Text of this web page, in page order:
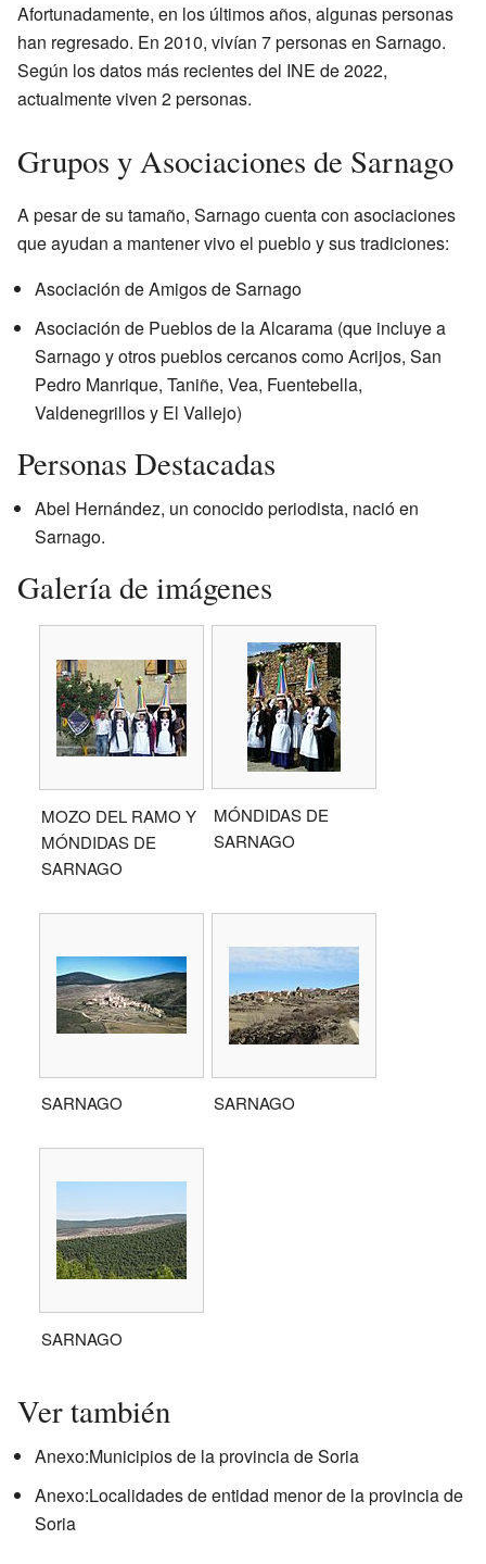
Afortunadamente, en los últimos años, algunas personas
han regresado. En 2010, vivían 7 personas en Sarnago.
Según los datos más recientes del INE de 2022,
actualmente viven 2 personas.
Grupos y Asociaciones de Sarnago
A pesar de su tamaño, Sarnago cuenta con asociaciones
que ayudan a mantener vivo el pueblo y sus tradiciones:
Asociación de Amigos de Sarnago
Asociación de Pueblos de la Alcarama (que incluye a
Sarnago y otros pueblos cercanos como Acrijos, San
Pedro Manrique, Taniñe, Vea, Fuentebella,
Valdenegrillos y El Vallejo)
Personas Destacadas
Abel Hernández, un conocido periodista, nació en
Sarnago.
Galería de imágenes
MOZO DEL RAMO Y
MÓNDIDAS DE
SARNAGO
MÓNDIDAS DE
SARNAGO
SARNAGO SARNAGO
SARNAGO
Ver también
Anexo:Municipios de la provincia de Soria
Anexo:Localidades de entidad menor de la provincia de
Soria